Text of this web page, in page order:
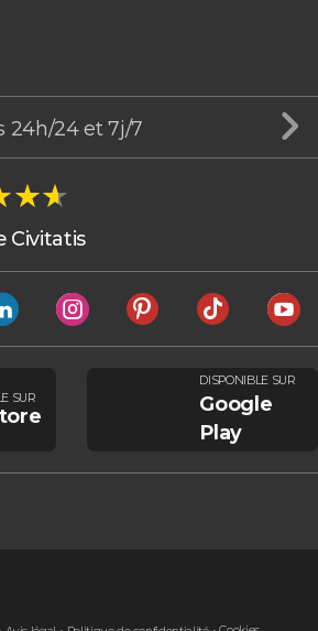
24h/24 et 7j/7
Civitatis
SUR
DISPONIBLE SUR
Google
Play